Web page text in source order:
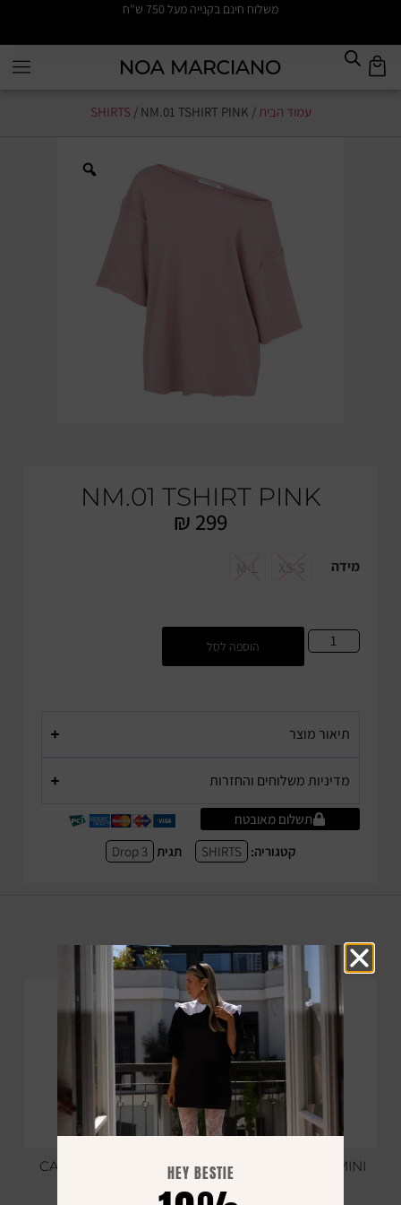
משלוח חינם בקנייה מעל 750 ש"ח
עמוד הבית/
SHIRTS / NM.01 TSHIRT PINK
NM.01 TSHIRT PINK
₪ 299
מידה
הוספה לסל
תיאור מוצר
מדיניות משלוחים והחזרות
תשלום מאובטח
קטגוריה:
SHIRTS תגית Drop 3
YOU MAY ALSO LIKE
SALE
TWIST SHOLDER MINI
CAPRI PANTS BEIGEHEY BESTIE